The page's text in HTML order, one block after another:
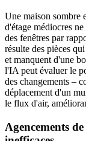
Une maison sombre
d'étage médiocres
des fenêtres par
résulte des pièces
et manquent d'une
l'IA peut évaluer le
des changements –
déplacement d'un
le flux d'air,
Agencements